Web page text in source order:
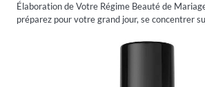
Élaboration de Votre Régime Beauté de
préparez pour votre grand jour, se concentrer